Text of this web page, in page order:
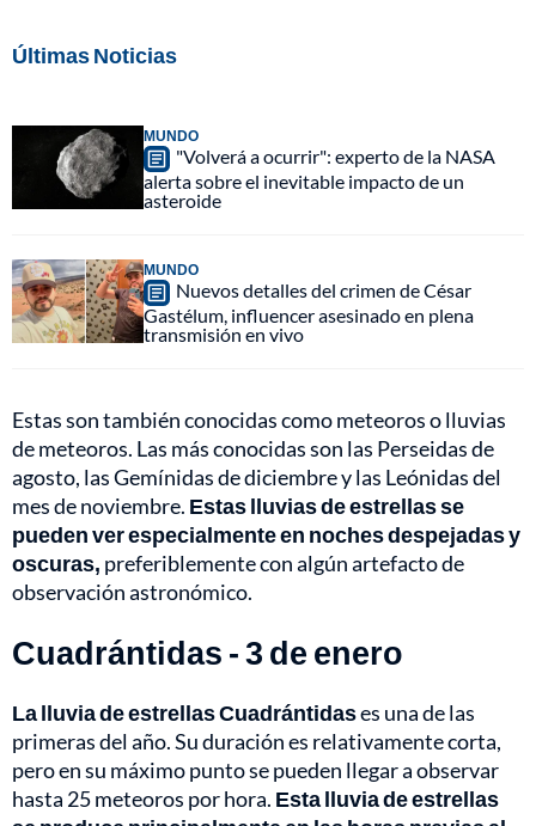
Últimas Noticias
MUNDO
"Volverá a ocurrir": experto de la NASA
alerta sobre el inevitable impacto de un
asteroide
MUNDO
Nuevos detalles del crimen de César
Gastélum, influencer asesinado en plena
transmisión en vivo
Estas son también conocidas como meteoros o lluvias
de meteoros. Las más conocidas son las Perseidas de
agosto, las Gemínidas de diciembre y las Leónidas del
mes de noviembre. Estas lluvias de estrellas se
pueden ver especialmente en noches despejadas y
oscuras, preferiblemente con algún artefacto de
observación astronómico.
Cuadrántidas - 3 de enero
La lluvia de estrellas Cuadrántidases una de las
primeras del año. Su duración es relativamente corta,
pero en su máximo punto se pueden llegar a observar
hasta 25 meteoros por hora. Esta lluvia de estrellas